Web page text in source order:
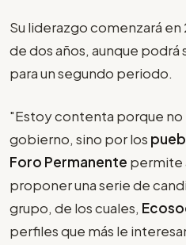
Su liderazgo comenzará
de dos años, aunque
para un segundo periodo.
"Estoy contenta porque no
gobierno, sino por los
Foro Permanente permite
proponer una serie de
grupo, de los cuales,
perfiles que más le